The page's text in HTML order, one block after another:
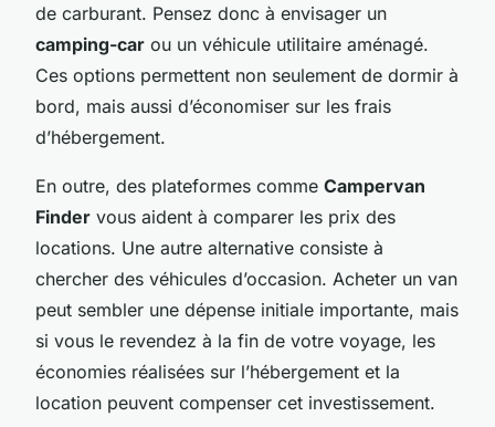
de carburant. Pensez donc à envisager un
camping-car ou un véhicule utilitaire aménagé.
Ces options permettent non seulement de dormir à
bord, mais aussi d’économiser sur les frais
d’hébergement.
En outre, des plateformes comme Campervan
Finder vous aident à comparer les prix des
locations. Une autre alternative consiste à
chercher des véhicules d’occasion. Acheter un van
peut sembler une dépense initiale importante, mais
si vous le revendez à la fin de votre voyage, les
économies réalisées sur l’hébergement et la
location peuvent compenser cet investissement.